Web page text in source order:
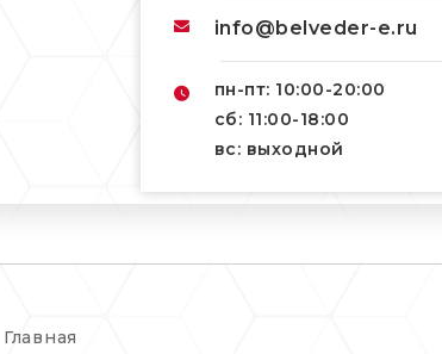
info@belveder-e.ru
пн-пт: 10:00-20:00
сб: 11:00-18:00
вс: выходной
Главная